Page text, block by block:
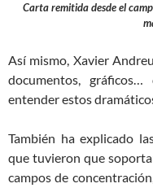
Carta remitida desde el
Así mismo, Xavier
documentos,
entender estos
También ha explicado
que tuvieron que
campos de